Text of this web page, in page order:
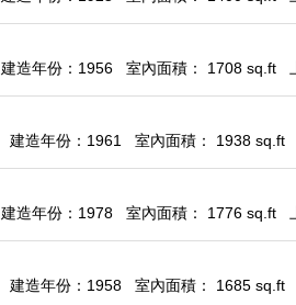
建造年份：1956 室內面積： 1708 sq.ft
建造年份：1961 室內面積： 1938 sq.ft
建造年份：1978 室內面積： 1776 sq.ft
建造年份：1958 室內面積： 1685 sq.ft